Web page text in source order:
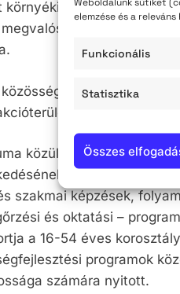
elemzése és a
Funkcionális
Statisztika
Összes
környéki szegregátum
TÁMOP-
és társadalmi
élők
közül a Törteli út
elősegítését
szakmai képzések,
és oktatási –
a 16-54 éves
programok
számára nyitott.